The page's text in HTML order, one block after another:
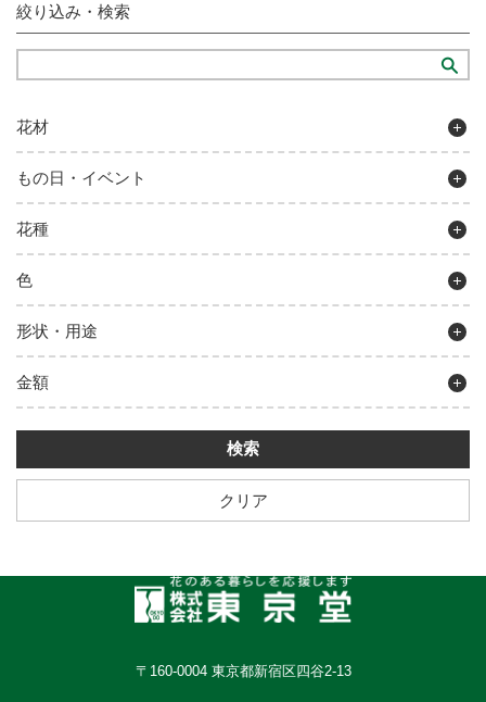
絞り込み・検索
花材
もの日・イベント
花種
色
形状・用途
金額
クリア
〒160-0004 東京都新宿区四谷2-13